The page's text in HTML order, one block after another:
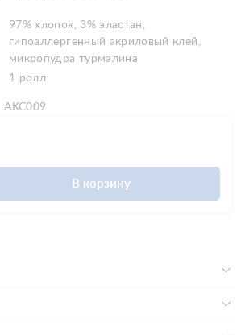
97% хлопок, 3% эластан,
гипоаллергенный акриловый клей,
микропудра турмалина
1 ролл
AKC009
В корзину